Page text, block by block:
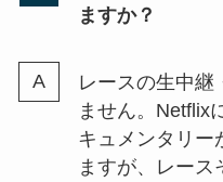
ますか？
レースの生中継
ません。Netflix
キュメンタリー
ますが、レース